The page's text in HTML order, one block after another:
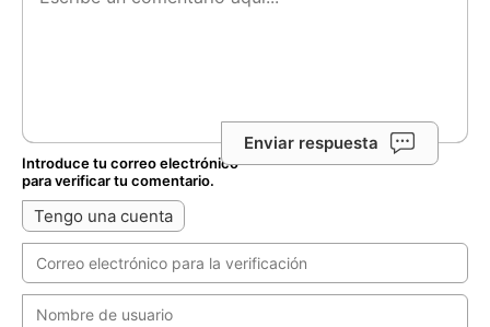
Enviar respuesta
Introduce tu correo electrónico
para verificar tu comentario.
Tengo una cuenta